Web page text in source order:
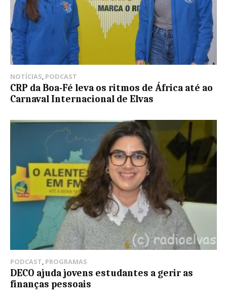
NOTÍCIAS, PODCAST
CRP da Boa-Fé leva os ritmos de África até ao
Carnaval Internacional de Elvas
PODCAST, PROGRAMAS
DECO ajuda jovens estudantes a gerir as
finanças pessoais